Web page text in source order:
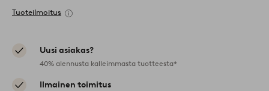
Tuoteilmoitus
Uusi asiakas?
40% alennusta kalleimmasta tuotteesta*
Ilmainen toimitus